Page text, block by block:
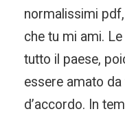
normalissimi
che tu mi ami.
tutto il paese,
essere amato
d’accordo. In